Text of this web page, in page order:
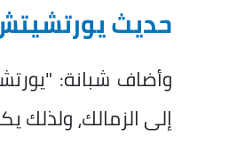
حديث
وأضاف شبانة:
إلى الزمالك، ولذلك